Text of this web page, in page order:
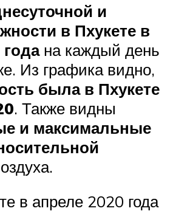
и
в Пхукете в
на каждый день
Из графика видно,
была в Пхукете
. Также видны
и максимальные
в апреле 2020 года